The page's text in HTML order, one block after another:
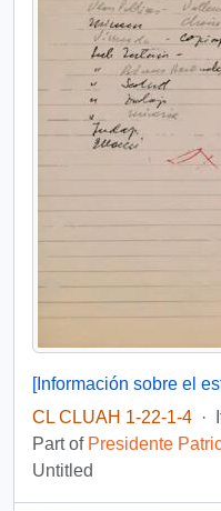
CL CLUAH 1-22-1-4 ·
Part of Presidente
Untitled